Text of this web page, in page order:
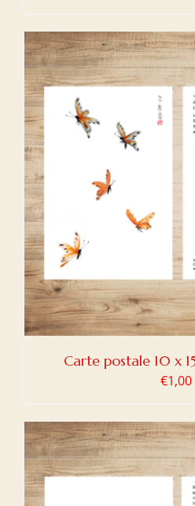
Carte postale 10 x
€1,00